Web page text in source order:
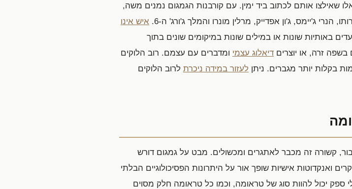
שאילצו אותם לכתוב ביד ימין. עם קורבנות הגמגום נמנים משה,
הנרי ג'יימס, ג'ון אפדייק, מרלין מונרו והמלך ג'ורג' ה-6.
איש אינו
באותיות שונות או במילים שונות במיקומים שונים בתוך
זרה, או יוצרים דיאלוג עצמי ומדברים עם עצמם. רוב הלוקים
בקלות יותר מגברים. ניתן לעזור במידה ניכרת לרוב הלוקים
קשורה זה מכבר לאתגרים ומכשולים. מבט על גמגום דורש
ואנקדוטות אישיות שופך אור על היתרונות הפסיכולוגיים הבלתי
ספק יכול להוות סוג של טראומה, וכמו כל טראומה חלק מסוים